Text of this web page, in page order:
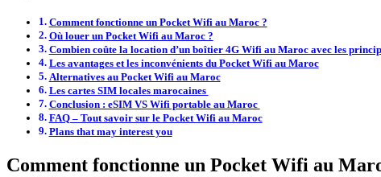
Comment fonctionne un Pocket Wifi au Maroc ?
Où louer un Pocket Wifi au Maroc ?
Combien coûte la location d’un boîtier 4G Wifi au Maroc avec les
Les avantages et les inconvénients du Pocket Wifi au Maroc
Alternatives au Pocket Wifi au Maroc
Les cartes SIM locales marocaines
Conclusion : eSIM VS Wifi portable au Maroc
FAQ – Tout savoir sur le Pocket Wifi au Maroc
Plans that may interest you
Comment fonctionne un Pocket Wifi au